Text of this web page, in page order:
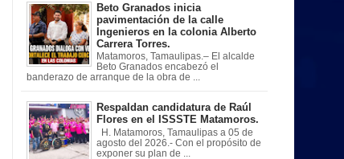
Beto Granados inicia
pavimentación de la calle
Ingenieros en la colonia Alberto
Carrera Torres.
Matamoros, Tamaulipas.– El alcalde
Beto Granados encabezó el
banderazo de arranque de la obra de ...
Respaldan candidatura de Raúl
Flores en el ISSSTE Matamoros.
H. Matamoros, Tamaulipas a 05 de
agosto del 2026.- Con el propósito de
exponer su plan de ...